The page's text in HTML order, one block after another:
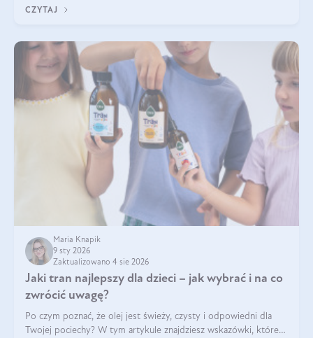
kryteria wyboru!
CZYTAJ
Maria Knapik
9 sty 2026
Zaktualizowano 4 sie 2026
Jaki tran najlepszy dla dzieci – jak wybrać i na co
zwrócić uwagę?
Po czym poznać, że olej jest świeży, czysty i odpowiedni dla
Twojej pociechy? W tym artykule znajdziesz wskazówki, które